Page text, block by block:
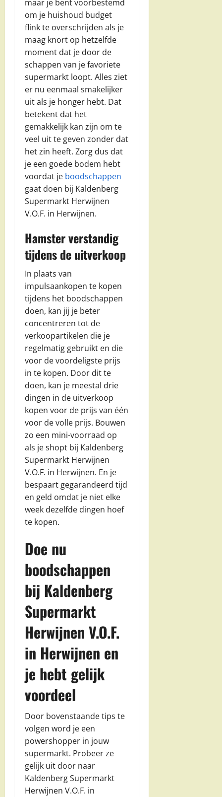
maar je bent voorbestemd
om je huishoud budget
flink te overschrijden als je
maag knort op hetzelfde
moment dat je door de
schappen van je favoriete
supermarkt loopt. Alles ziet
er nu eenmaal smakelijker
uit als je honger hebt. Dat
betekent dat het
gemakkelijk kan zijn om te
veel uit te geven zonder dat
het zin heeft. Zorg dus dat
je een goede bodem hebt
voordat je boodschappen
gaat doen bij Kaldenberg
Supermarkt Herwijnen
V.O.F. in Herwijnen.
Hamster verstandig
tijdens de uitverkoop
In plaats van
impulsaankopen te kopen
tijdens het boodschappen
doen, kan jij je beter
concentreren tot de
verkoopartikelen die je
regelmatig gebruikt en die
voor de voordeligste prijs
in te kopen. Door dit te
doen, kan je meestal drie
dingen in de uitverkoop
kopen voor de prijs van één
voor de volle prijs. Bouwen
zo een mini-voorraad op
als je shopt bij Kaldenberg
Supermarkt Herwijnen
V.O.F. in Herwijnen. En je
bespaart gegarandeerd tijd
en geld omdat je niet elke
week dezelfde dingen hoef
te kopen.
Doe nu
boodschappen
bij Kaldenberg
Supermarkt
Herwijnen V.O.F.
in Herwijnen en
je hebt gelijk
voordeel
Door bovenstaande tips te
volgen word je een
powershopper in jouw
supermarkt. Probeer ze
gelijk uit door naar
Kaldenberg Supermarkt
Herwijnen V.O.F. in